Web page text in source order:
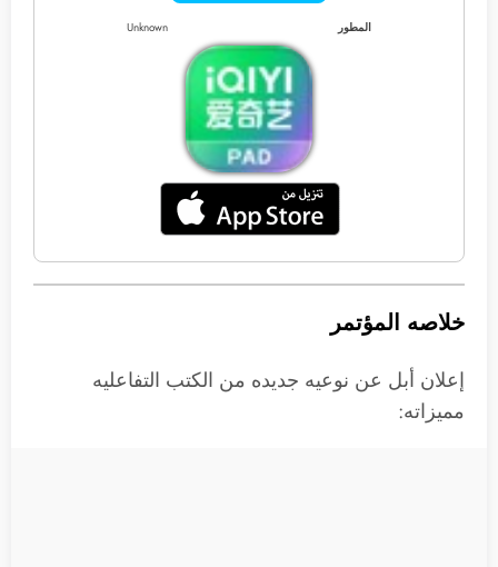
المطور Unknown
خلاصه المؤتمر
إعلان أبل عن نوعيه جديده من الكتب التفاعليه
مميزاته: